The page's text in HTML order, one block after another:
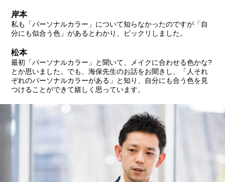
岸本
私も「パーソナルカラー」について知らなかったのですが「自
分にも似合う色」があるとわかり、ビックリしました。
松本
最初「パーソナルカラー」と聞いて、メイクに合わせる色かな?
とか思いました。でも、海保先生のお話をお聞きし、「人それ
ぞれのパーソナルカラーがある」と知り、自分にも合う色を見
つけることができて嬉しく思っています。